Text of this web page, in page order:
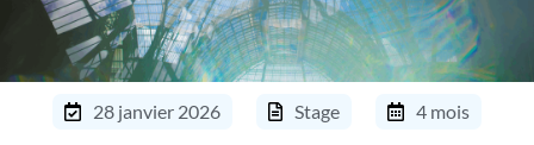
28 janvier 2026 Stage 4 mois